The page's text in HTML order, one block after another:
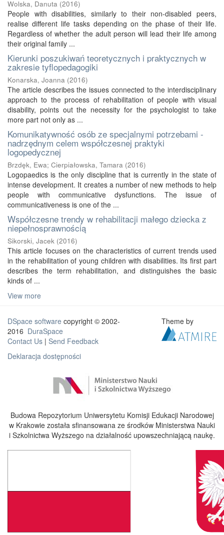
Wolska, Danuta (2016)
People with disabilities, similarly to their non-disabled peers,
realise different life tasks depending on the phase of their life.
Regardless of whether the adult person will lead their life among
their original family ...
Kierunki poszukiwań teoretycznych i praktycznych w
zakresie tyflopedagogiki
Konarska, Joanna (2016)
The article describes the issues connected to the interdisciplinary
approach to the process of rehabilitation of people with visual
disability, points out the necessity for the psychologist to take
more part not only as ...
Komunikatywność osób ze specjalnymi potrzebami -
nadrzędnym celem współczesnej praktyki
logopedycznej
Brzdęk, Ewa; Cierpiałowska, Tamara (2016)
Logopaedics is the only discipline that is currently in the state of
intense development. It creates a number of new methods to help
people with communicative dysfunctions. The issue of
communicativeness is one of the ...
Współczesne trendy w rehabilitacji małego dziecka z
niepełnosprawnością
Sikorski, Jacek (2016)
This article focuses on the characteristics of current trends used
in the rehabilitation of young children with disabilities. Its first part
describes the term rehabilitation, and distinguishes the basic
kinds of ...
View more
DSpace software copyright © 2002-
2016 DuraSpace
Contact Us | Send Feedback
Deklaracja dostępności
Theme by
Budowa Repozytorium Uniwersytetu Komisji Edukacji Narodowej
w Krakowie została sfinansowana ze środków Ministerstwa Nauki
i Szkolnictwa Wyższego na działalność upowszechniającą naukę.